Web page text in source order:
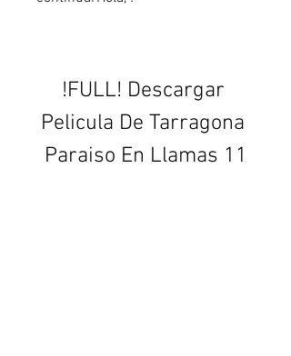
!FULL! Descargar
Pelicula De Tarragona
Paraiso En Llamas 11